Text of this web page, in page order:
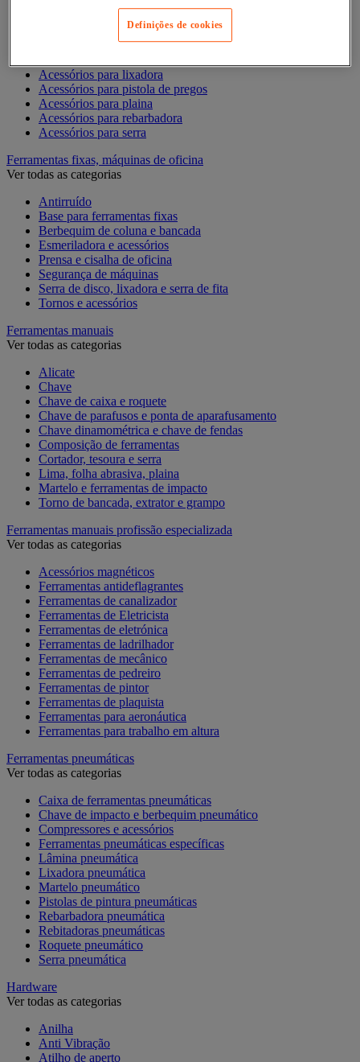
Acessórios para Dremel
Acessórios para Ferramentas Elétricas
Acessórios para lixadora
Acessórios para pistola de pregos
Acessórios para plaina
Acessórios para rebarbadora
Acessórios para serra
Ferramentas fixas, máquinas de oficina
Ver todas as categorias
Antirruído
Base para ferramentas fixas
Berbequim de coluna e bancada
Esmeriladora e acessórios
Prensa e cisalha de oficina
Segurança de máquinas
Serra de disco, lixadora e serra de fita
Tornos e acessórios
Ferramentas manuais
Ver todas as categorias
Alicate
Chave
Chave de caixa e roquete
Chave de parafusos e ponta de aparafusamento
Chave dinamométrica e chave de fendas
Composição de ferramentas
Cortador, tesoura e serra
Lima, folha abrasiva, plaina
Martelo e ferramentas de impacto
Torno de bancada, extrator e grampo
Ferramentas manuais profissão especializada
Ver todas as categorias
Acessórios magnéticos
Ferramentas antideflagrantes
Ferramentas de canalizador
Ferramentas de Eletricista
Ferramentas de eletrónica
Ferramentas de ladrilhador
Ferramentas de mecânico
Ferramentas de pedreiro
Ferramentas de pintor
Ferramentas de plaquista
Ferramentas para aeronáutica
Ferramentas para trabalho em altura
Ferramentas pneumáticas
Ver todas as categorias
Caixa de ferramentas pneumáticas
Chave de impacto e berbequim pneumático
Compressores e acessórios
Ferramentas pneumáticas específicas
Lâmina pneumática
Lixadora pneumática
Martelo pneumático
Pistolas de pintura pneumáticas
Rebarbadora pneumática
Rebitadoras pneumáticas
Roquete pneumático
Serra pneumática
Hardware
Ver todas as categorias
Anilha
Anti Vibração
Atilho de aperto
Definições de cookies